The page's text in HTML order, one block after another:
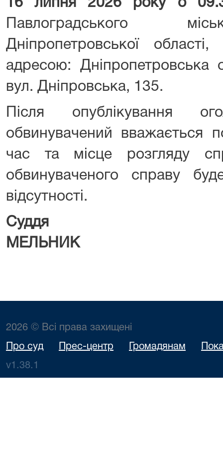
16 липня 2026 року о
Павлоградського
Дніпропетровської
адресою: Дніпропетровська
вул. Дніпровська, 135.
Після опублікування
обвинувачений вважається
час та місце розгляду
обвинуваченого справу
відсутності.
Суддя
МЕЛЬНИК
2026 © Всі права захищені
Про суд Прес-центр Громадянам
v1.38.1